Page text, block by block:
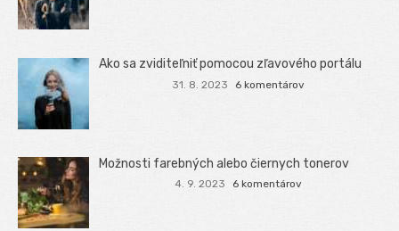
Ako sa zviditeľniť pomocou zľavového portálu
31. 8. 2023 6 komentárov
Možnosti farebných alebo čiernych tonerov
4. 9. 2023 6 komentárov